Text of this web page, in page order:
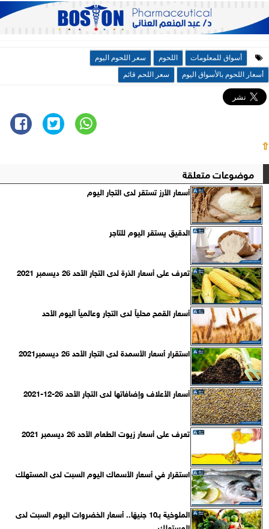
أسواق للمعلومات اللحوم
سعر اللحوم اليوم
أسعار اللحوم بالأسواق اليوم
سعر اللحم قائم
⇧
موضوعات متعلقة
أسعار الأرز تستقر لدى التجار اليوم
الدقيق يستقر اليوم للتاجر
تعرف على أسعار الذرة لدى التجار الأحد 26 ديسمبر 2021
أسعار القمح محلياً لدى التجار وعالمياً اليوم الأحد
استقرار أسعار الأسمدة لدى التجار الأحد 26 ديسمبر2021
أسعار الأعلاف وإضافاتها لدى التجار الأحد 26-12-2021
تعرف على أسعار زيوت الطعام الأحد 26 ديسمبر 2021
استقرار في أسعار الأسماك اليوم السبت لدى المستهلك
الملوخية بـ10 جنيهًا.. أسعار الخضروات اليوم السبت لدى